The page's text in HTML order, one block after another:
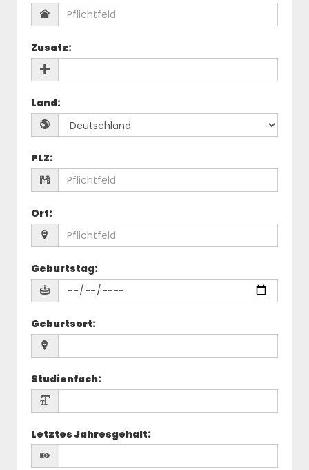
Zusatz:
Land:
PLZ:
Ort:
Geburtstag:
Geburtsort:
Studienfach:
Letztes Jahresgehalt: